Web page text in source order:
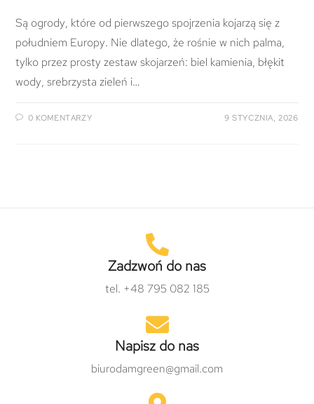
Są ogrody, które od pierwszego spojrzenia kojarzą się z
południem Europy. Nie dlatego, że rośnie w nich palma,
tylko przez prosty zestaw skojarzeń: biel kamienia, błękit
wody, srebrzysta zieleń i…
0 KOMENTARZY 9 STYCZNIA, 2026
Zadzwoń do nas
tel. +48 795 082 185
Napisz do nas
biurodamgreen@gmail.com